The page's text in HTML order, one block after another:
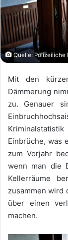
Quelle: Polizeiliche
Mit den
Dämmerung
zu. Genauer
Einbrüche, was
zum Vorjahr
wenn man die
Kellerräume
zusammen wird
über einen
machen.